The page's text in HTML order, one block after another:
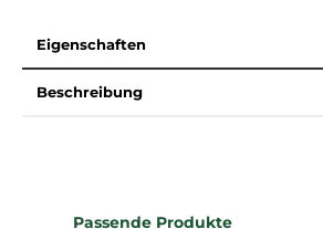
Eigenschaften
Beschreibung
Produktgalerie überspringen
Passende Produkte